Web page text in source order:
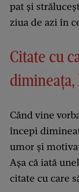
pat și
ziua de azi în
Citate cu
dimineața,
Când vine
începi
umor și
Așa că iată
citate cu care